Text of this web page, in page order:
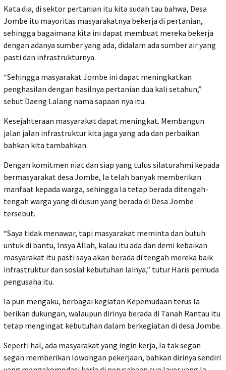
Kata dia, di sektor pertanian itu kita sudah tau bahwa, Desa
Jombe itu mayoritas masyarakatnya bekerja di pertanian,
sehingga bagaimana kita ini dapat membuat mereka bekerja
dengan adanya sumber yang ada, didalam ada sumber air yang
pasti dan infrastrukturnya.
“Sehingga masyarakat Jombe ini dapat meningkatkan
penghasilan dengan hasilnya pertanian dua kali setahun,”
sebut Daeng Lalang nama sapaan nya itu.
Kesejahteraan masyarakat dapat meningkat. Membangun
jalan jalan infrastruktur kita jaga yang ada dan perbaikan
bahkan kita tambahkan.
Dengan komitmen niat dan siap yang tulus silaturahmi kepada
bermasyarakat desa Jombe, Ia telah banyak memberikan
manfaat kepada warga, sehingga Ia tetap berada ditengah-
tengah warga yang di dusun yang berada di Desa Jombe
tersebut.
“Saya tidak menawar, tapi masyarakat meminta dan butuh
untuk di bantu, Insya Allah, kalau itu ada dan demi kebaikan
masyarakat itu pasti saya akan berada di tengah mereka baik
infrastruktur dan sosial kebutuhan lainya,” tutur Haris pemuda
pengusaha itu.
Ia pun mengaku, berbagai kegiatan Kepemudaan terus Ia
berikan dukungan, walaupun dirinya berada di Tanah Rantau itu
tetap mengingat kebutuhan dalam berkegiatan di desa Jombe.
Seperti hal, ada masyarakat yang ingin kerja, Ia tak segan
segan memberikan lowongan pekerjaan, bahkan dirinya sendiri